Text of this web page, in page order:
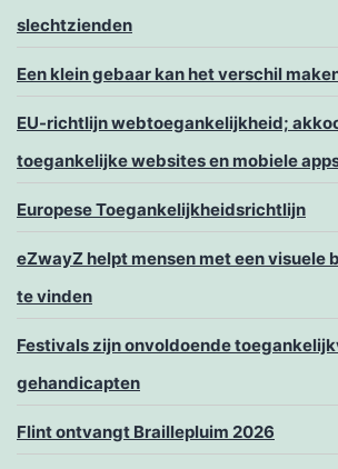
slechtzienden
Een klein gebaar kan het verschil
EU-richtlijn webtoegankelijkheid;
toegankelijke websites en mobiele
Europese Toegankelijkheidsrichtlijn
eZwayZ helpt mensen met een visuele
te vinden
Festivals zijn onvoldoende
gehandicapten
Flint ontvangt Braillepluim 2026